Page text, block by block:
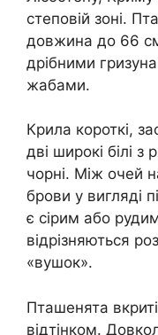
степовій зоні.
довжина до 66
дрібними
жабами.
Крила короткі,
дві широкі білі
чорні. Між очей
брови у вигляді
є сірим або
відрізняються
«вушок».
Пташенята
відтінком.